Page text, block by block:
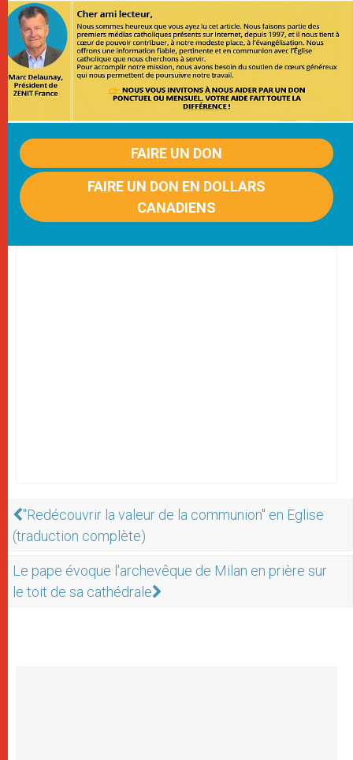
FAIRE UN DON
FAIRE UN DON EN DOLLARS
CANADIENS
"Redécouvrir la valeur de la communion" en Eglise
(traduction complète)
Le pape évoque l'archevêque de Milan en prière sur
le toit de sa cathédrale